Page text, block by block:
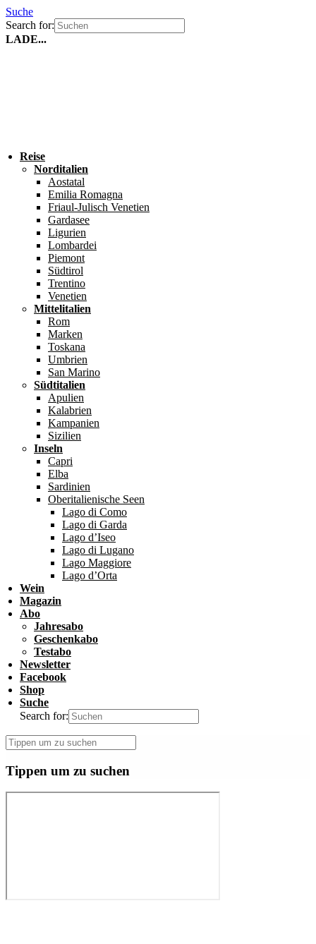
Suche
Search for:
LADE...
Reise
Norditalien
Aostatal
Emilia Romagna
Friaul-Julisch Venetien
Gardasee
Ligurien
Lombardei
Piemont
Südtirol
Trentino
Venetien
Mittelitalien
Rom
Marken
Toskana
Umbrien
San Marino
Südtitalien
Apulien
Kalabrien
Kampanien
Sizilien
Inseln
Capri
Elba
Sardinien
Oberitalienische Seen
Lago di Como
Lago di Garda
Lago d’Iseo
Lago di Lugano
Lago Maggiore
Lago d’Orta
Wein
Magazin
Abo
Jahresabo
Geschenkabo
Testabo
Newsletter
Facebook
Shop
Suche
Search for:
Tippen um zu suchen